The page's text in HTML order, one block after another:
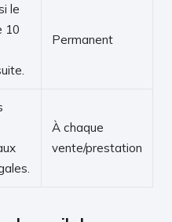
le
10
Permanent
À chaque
vente/prestation